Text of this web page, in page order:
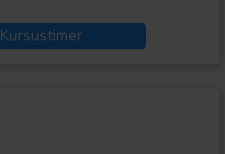
Kursustimer